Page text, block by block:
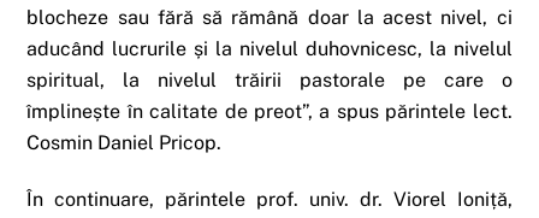
blocheze sau fără să rămână doar la acest nivel, ci
aducând lucrurile și la nivelul duhovnicesc, la nivelul
spiritual, la nivelul trăirii pastorale pe care o
împlinește în calitate de preot”, a spus părintele lect.
Cosmin Daniel Pricop.
În continuare, părintele prof. univ. dr. Viorel Ioniță,